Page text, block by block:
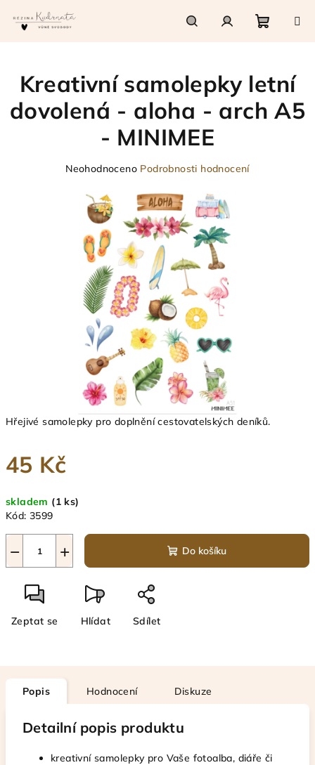
obsah
košík
Hřejivé samolepky pro doplnění cestovatelských deníků.
45 Kč
cena:
skladem (1 ks)
Kód: 3599
+
− Do košíku
Zeptat se Hlídat Sdílet
Kreativní samolepky letní
dovolená - aloha - arch A5
- MINIMEE
Průměrné
produktu
hvězdiček.
Neohodnoceno Podrobnosti hodnocení
Popis Hodnocení Diskuze
Detailní popis produktu
kreativní samolepky pro Vaše fotoalba, diáře či